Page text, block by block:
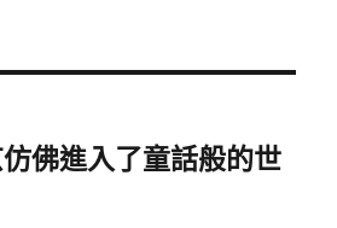
佛進入了童話般的世